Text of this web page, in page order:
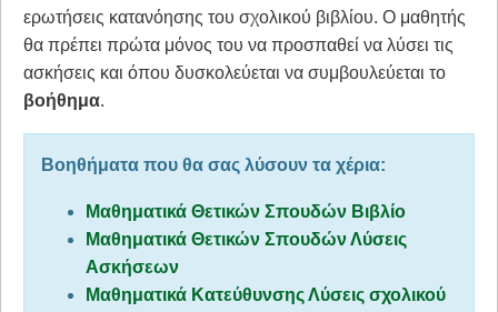
ερωτήσεις κατανόησης του σχολικού βιβλίου. Ο μαθητής
θα πρέπει πρώτα μόνος του να προσπαθεί να λύσει τις
ασκήσεις και όπου δυσκολεύεται να συμβουλεύεται το
βοήθημα.
Βοηθήματα που θα σας λύσουν τα χέρια:
Μαθηματικά Θετικών Σπουδών Βιβλίο
Μαθηματικά Θετικών Σπουδών Λύσεις
Ασκήσεων
Μαθηματικά Κατεύθυνσης Λύσεις σχολικού